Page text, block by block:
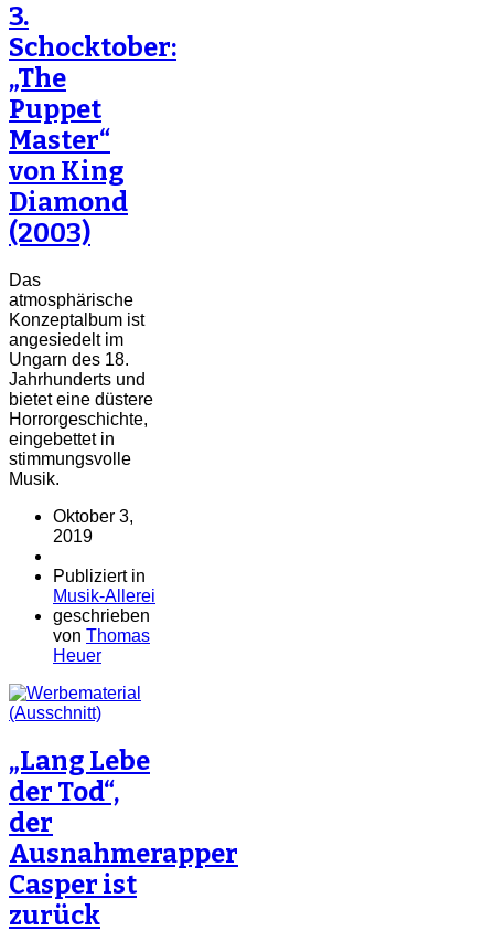
3.
Schocktober:
„The
Puppet
Master“
von King
Diamond
(2003)
Das
atmosphärische
Konzeptalbum ist
angesiedelt im
Ungarn des 18.
Jahrhunderts und
bietet eine düstere
Horrorgeschichte,
eingebettet in
stimmungsvolle
Musik.
Oktober 3,
2019
Publiziert in
Musik-Allerei
geschrieben
von Thomas
Heuer
„Lang Lebe
der Tod“,
der
Ausnahmerapper
Casper ist
zurück